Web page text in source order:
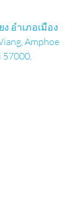
อำเภอเมือง
Amphoe
57000,